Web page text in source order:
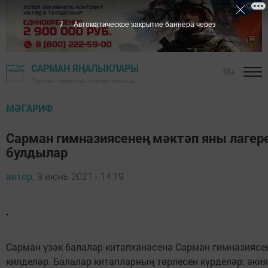
САРМАН ЯҢАЛЫКЛАРЫ
МӘГАРИФ
Сарман гимназиясенең мәктәп яны
булдылар
автор, 9 июнь 2021 - 14:19
.
Сарман үзәк балалар китапханәсенә Сарман
килделәр. Балалар китапларның төрлесен күрделәр:
6 Автоматическое закрытие баннера через